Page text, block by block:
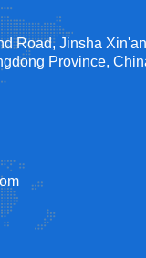
Road, Jinsha
Province,